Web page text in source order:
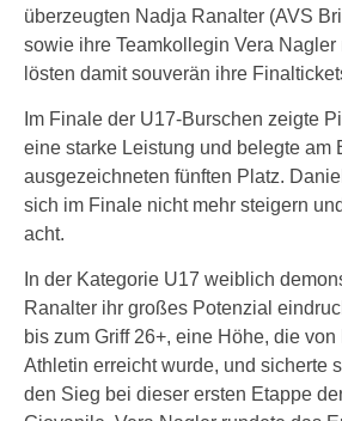
überzeugten Nadja Ranalter (AVS
sowie ihre Teamkollegin Vera Nagler
lösten damit souverän ihre
Im Finale der U17-Burschen zeigte
eine starke Leistung und belegte am
ausgezeichneten fünften Platz.
sich im Finale nicht mehr steigern
acht.
In der Kategorie U17 weiblich
Ranalter ihr großes Potenzial
bis zum Griff 26+, eine Höhe, die
Athletin erreicht wurde, und sicherte
den Sieg bei dieser ersten Etappe